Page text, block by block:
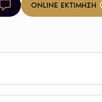
ONLINE ΕΚΤΙΜΗΣΗ